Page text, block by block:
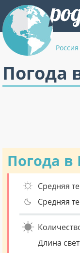
Россия
Погода
Погода
Средняя
Средняя
Длина